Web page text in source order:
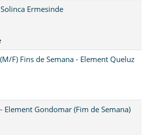
Ermesinde
F) Fins de Semana - Element Queluz
Element Gondomar (Fim de Semana)